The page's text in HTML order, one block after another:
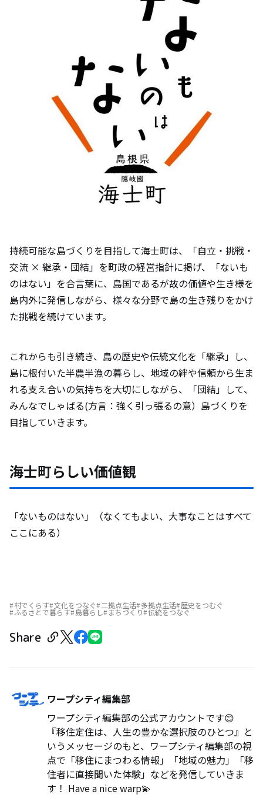
持続可能な島づくりを目指して海士町は、「自立・挑戦・
交流 × 継承・団結」を町政の経営指針に掲げ、「ないも
のはない」を合言葉に、島国であるが故の価値や生き様を
島内外に発信しながら、様々な分野で島の生き残りをかけ
た挑戦を続けています。
これからも引き続き、島の歴史や伝統文化を「継承」し、
島に根付いた半農半漁の暮らし、地域の絆や信頼から生ま
れる支え合いの気持ちを大切にしながら、「団結」して、
みんなでしゃばる(方言：強く引っ張るの意）島づくりを
目指していきます。
海士町らしい価値観
「ないものはない」（なくてもよい、大事なことはすべて
ここにある）
村でくらす 文化をつなぐ 二拠点生活 多拠点生活 歴史をつむぐ
ふるさとで暮らす 島暮らし まちづくり 伝統をつなぐ
Share
ワープシティ編集部
ワープシティ編集部の公式アカウントです😊
『移住定住は、人生の豊かな選択肢のひとつ』と
いうメッセージのもと、ワープシティ編集部の視
点で「移住にまつわる情報」「地域の魅力」「移
住者に直接聞いた体験」などを発信していきま
す！ Have a nice warp💫